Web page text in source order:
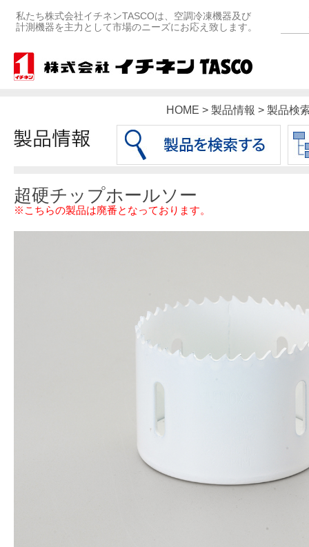
私たち株式会社イチネンTASCOは、空調冷凍機器及び
計測機器を主力として市場のニーズにお応え致します。
HOME > 製品情報 > 製品検
超硬チップホールソー
※こちらの製品は廃番となっております。